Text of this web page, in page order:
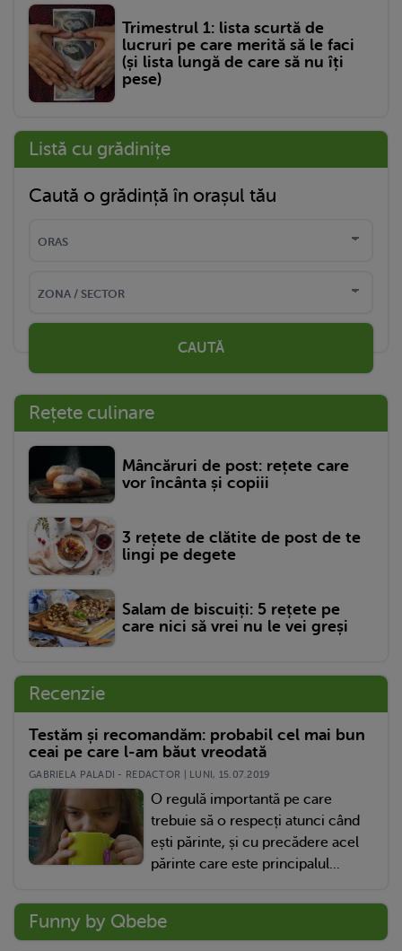
Trimestrul 1: lista scurtă de
lucruri pe care merită să le faci
(și lista lungă de care să nu îți
pese)
Listă cu grădinițe
Caută o grădință în orașul tău
CAUTĂ
Rețete culinare
Mâncăruri de post: rețete care
vor încânta și copiii
3 rețete de clătite de post de te
lingi pe degete
Salam de biscuiți: 5 rețete pe
care nici să vrei nu le vei greși
Recenzie
Testăm și recomandăm: probabil cel mai bun
ceai pe care l-am băut vreodată
GABRIELA PALADI - REDACTOR | LUNI, 15.07.2019
O regulă importantă pe care
trebuie să o respecți atunci când
ești părinte, și cu precădere acel
părinte care este principalul...
Funny by Qbebe